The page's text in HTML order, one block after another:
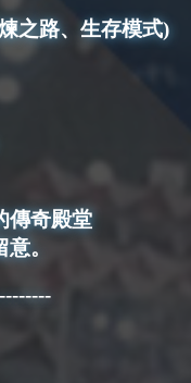
之路、生存模式)
傳奇殿堂
。